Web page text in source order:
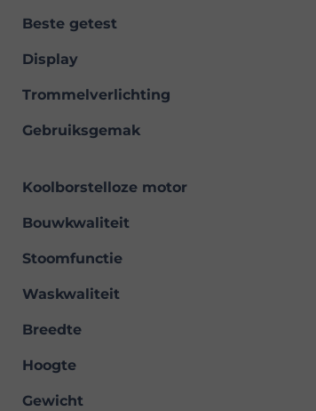
Beste getest
Display
Trommelverlichting
Gebruiksgemak
Koolborstelloze motor
Bouwkwaliteit
Stoomfunctie
Waskwaliteit
Breedte
Hoogte
Gewicht